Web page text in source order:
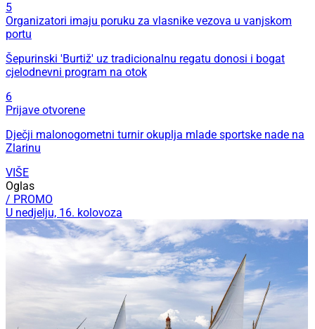
5
Organizatori imaju poruku za vlasnike vezova u vanjskom
portu
Šepurinski 'Burtiž' uz tradicionalnu regatu donosi i bogat
cjelodnevni program na otok
6
Prijave otvorene
Dječji malonogometni turnir okuplja mlade sportske nade na
Zlarinu
VIŠE
Oglas
/ PROMO
U nedjelju, 16. kolovoza